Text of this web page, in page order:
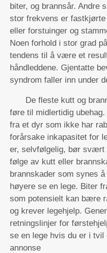
biter, og brannsår. Andre
stor frekvens er
eller forstuinger og
Noen forhold i stor grad
tendens til å være et
håndleddene. Gjentatte
syndrom faller inn under
De fleste kutt og
føre til midlertidig
fra et dyr som ikke har
forårsake inkapasitet for
er, selvfølgelig, bør svært
følge av kutt eller
brannskader som synes
høyere se en lege. Biter
som potensielt kan bære
og krever legehjelp.
retningslinjer for
se en lege hvis du er i
annonse